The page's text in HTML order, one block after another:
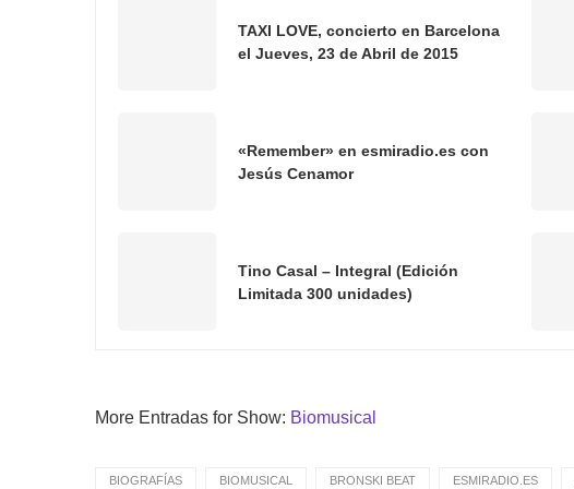
TAXI LOVE, concierto en Barcelona
el Jueves, 23 de Abril de 2015
«Remember» en esmiradio.es con
Jesús Cenamor
Tino Casal – Integral (Edición
Limitada 300 unidades)
More Entradas for Show: Biomusical
BIOGRAFÍAS BIOMUSICAL BRONSKI BEAT ESMIRADIO.ES